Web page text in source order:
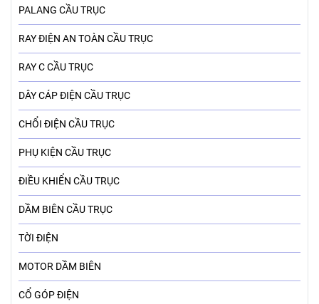
PALANG CẦU TRỤC
RAY ĐIỆN AN TOÀN CẦU TRỤC
RAY C CẦU TRỤC
DÂY CÁP ĐIỆN CẦU TRỤC
CHỔI ĐIỆN CẦU TRỤC
PHỤ KIỆN CẦU TRỤC
ĐIỀU KHIỂN CẦU TRỤC
DẦM BIÊN CẦU TRỤC
TỜI ĐIỆN
MOTOR DẦM BIÊN
CỔ GÓP ĐIỆN